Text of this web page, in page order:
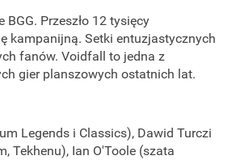
BGG. Przeszło 12 tysięcy
kampanijną. Setki entuzjastycznych
fanów. Voidfall to jedna z
gier planszowych ostatnich lat.
Legends i Classics), Dawid Turczi
Tekhenu), Ian O'Toole (szata